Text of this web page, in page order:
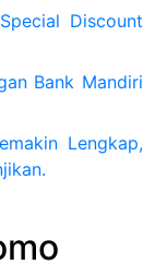
Discount
Bank Mandiri
Lengkap,